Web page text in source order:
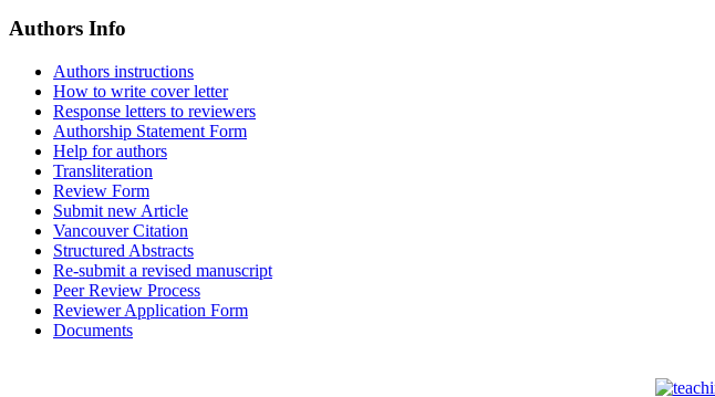
Authors Info
Authors instructions
How to write cover letter
Response letters to reviewers
Authorship Statement Form
Help for authors
Transliteration
Review Form
Submit new Article
Vancouver Citation
Structured Abstracts
Re-submit a revised manuscript
Peer Review Process
Reviewer Application Form
Documents